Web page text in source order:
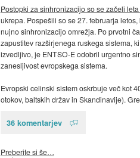
Postopki za sinhronizacijo so se začeli
ukrepa. Pospešili so se 27. februarja
nujno sinhronizacijo omrežja. Po prvotni
zapustitev razširjenega ruskega sistema,
izvedljivo, je ENTSO-E odobril urgentno
zanesljivost evropskega sistema.
Evropski celinski sistem oskrbuje več kot
otokov, baltskih držav in Skandinavije).
36 komentarjev
Preberite si še…